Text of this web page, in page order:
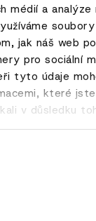
médií a analýze
jak náš web
pro sociální
tyto údaje
které
v důsledku